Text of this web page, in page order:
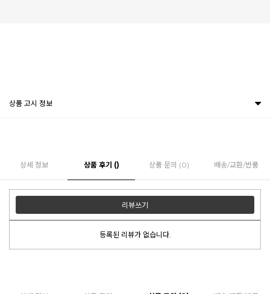
상품 고시 정보
상세 정보 상품 후기 () 상품 문의 (0) 배송/교환/반품
리뷰쓰기
등록된 리뷰가 없습니다.